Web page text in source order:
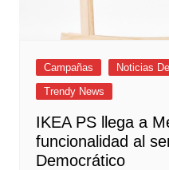
Campañas Noticias
Trendy News
IKEA PS llega a
funcionalidad al
Democrático